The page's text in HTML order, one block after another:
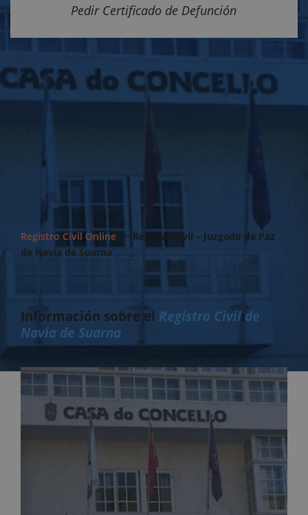
Pedir Certificado de Defunción
Registro Civil Online >> Registro civil – Juzgado de Paz
de Navia de Suarna
Información sobre el Registro Civil de
Navia de Suarna